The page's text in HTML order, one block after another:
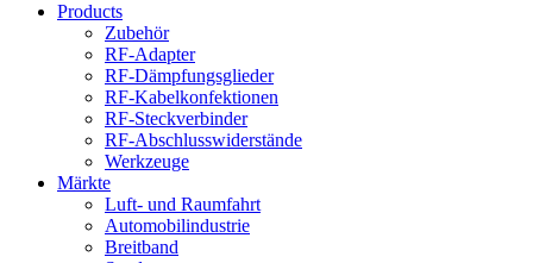
Products
Zubehör
RF-Adapter
RF-Dämpfungsglieder
RF-Kabelkonfektionen
RF-Steckverbinder
RF-Abschlusswiderstände
Werkzeuge
Märkte
Luft- und Raumfahrt
Automobilindustrie
Breitband